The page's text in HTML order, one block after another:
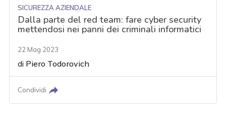
SICUREZZA AZIENDALE
Dalla parte del red team: fare cyber security
mettendosi nei panni dei criminali informatici
22 Mag 2023
di Piero Todorovich
Condividi